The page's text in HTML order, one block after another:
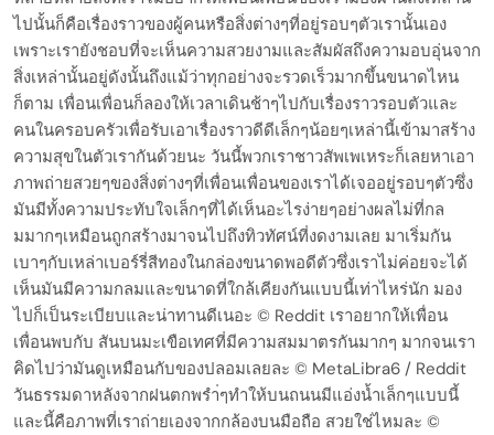
ไปนั้นก็คือเรื่องราวของผู้คนหรือสิ่งต่างๆที่อยู่รอบๆตัวเรานั้นเอง
เพราะเรายังชอบที่จะเห็นความสวยงามและสัมผัสถึงความอบอุ่นจาก
สิ่งเหล่านั้นอยู่ดังนั้นถึงแม้ว่าทุกอย่างจะรวดเร็วมากขึ้นขนาดไหน
ก็ตาม เพื่อนเพื่อนก็ลองให้เวลาเดินช้าๆไปกับเรื่องราวรอบตัวและ
คนในครอบครัวเพื่อรับเอาเรื่องราวดีดีเล็กๆน้อยๆเหล่านี้เข้ามาสร้าง
ความสุขในตัวเรากันด้วยนะ วันนี้พวกเราชาวสัพเพเหระก็เลยหาเอา
ภาพถ่ายสวยๆของสิ่งต่างๆที่เพื่อนเพื่อนของเราได้เจออยู่รอบๆตัวซึ่ง
มันมีทั้งความประทับใจเล็กๆที่ได้เห็นอะไรง่ายๆอย่างผลไม่ที่กล
มมากๆเหมือนถูกสร้างมาจนไปถึงทิวทัศน์ที่งดงามเลย มาเริ่มกัน
เบาๆกับเหล่าเบอร์รี่สีทองในกล่องขนาดพอดีตัวซึ่งเราไม่ค่อยจะได้
เห็นมันมีความกลมและขนาดที่ใกล้เคียงกันแบบนี้เท่าไหร่นัก มอง
ไปก็เป็นระเบียบและน่าทานดีเนอะ © Reddit เราอยากให้เพื่อน
เพื่อนพบกับ สันบนมะเขือเทศที่มีความสมมาตรกันมากๆ มากจนเรา
คิดไปว่ามันดูเหมือนกับของปลอมเลยละ © MetaLibra6 / Reddit
วันธรรมดาหลังจากฝนตกพรำ่ๆทำให้บนถนนมีแอ่งน้ำเล็กๆแบบนี้
และนี้คือภาพที่เราถ่ายเองจากกล้องบนมือถือ สวยใช่ไหมละ ©